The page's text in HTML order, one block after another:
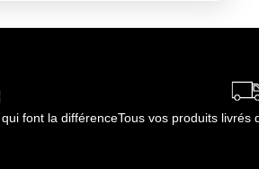
font la différenceTous vos produits livrés